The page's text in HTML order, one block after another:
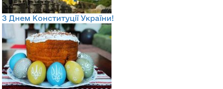
З Днем Конституції України!